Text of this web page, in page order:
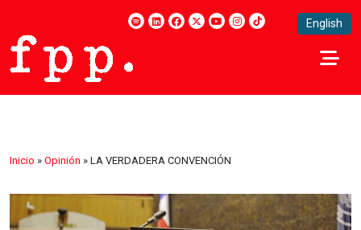
English
Inicio » Opinión » LA VERDADERA CONVENCIÓN